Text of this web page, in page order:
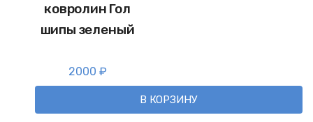
ковролин Гол
шипы зеленый
2000 ₽
В КОРЗИНУ